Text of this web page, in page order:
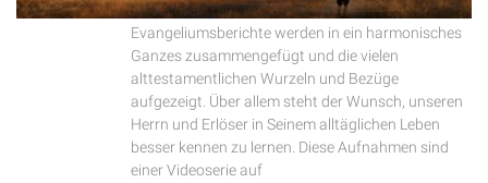
beleuchten. Die verschiedenen
Evangeliumsberichte werden in ein harmonisches
Ganzes zusammengefügt und die vielen
alttestamentlichen Wurzeln und Bezüge
aufgezeigt. Über allem steht der Wunsch, unseren
Herrn und Erlöser in Seinem alltäglichen Leben
besser kennen zu lernen. Diese Aufnahmen sind
einer Videoserie auf